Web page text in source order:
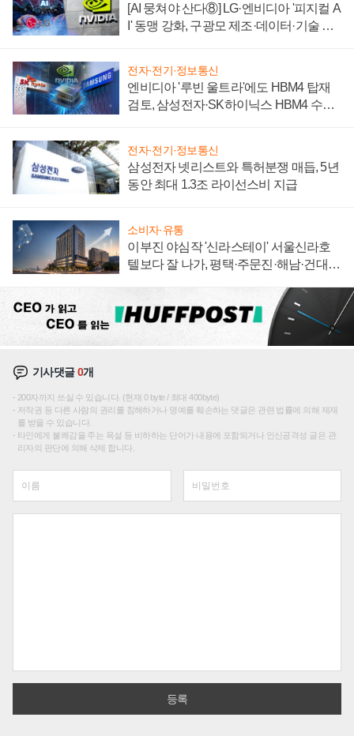
[AI 뭉쳐야 산다⑧] LG·엔비디아 '피지컬 A
I' 동맹 강화, 구광모 제조·데이터·기술 결
전자·전기·정보통신
엔비디아 '루빈 울트라'에도 HBM4 탑재
검토, 삼성전자·SK하이닉스 HBM4 수율
전자·전기·정보통신
삼성전자 넷리스트와 특허분쟁 매듭, 5년
동안 최대 1.3조 라이선스비 지급
소비자·유통
이부진 야심작 '신라스테이' 서울신라호
텔보다 잘 나가, 평택·주문진·해남·건대로
기사댓글0개
200자까지 쓰실 수 있습니다. (현재 0 byte / 최대 400byte)
저작권 등 다른 사람의 권리를 침해하거나 명예를 훼손하는 댓글은 관련 법률에 의해 제재
를 받을 수 있습니다.
타인에게 불쾌감을 주는 욕설 등 비하하는 단어가 내용에 포함되거나 인신공격성 글은 관
리자의 판단에 의해 삭제 합니다.